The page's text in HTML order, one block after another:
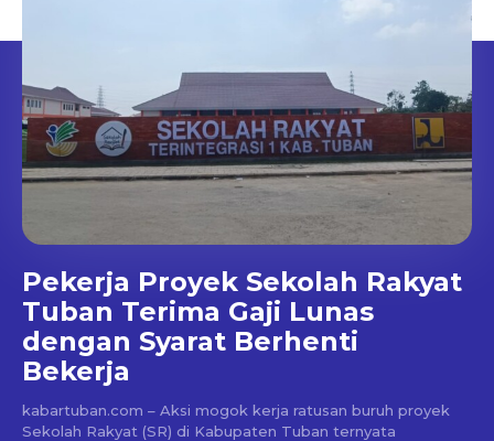
Pekerja Proyek Sekolah Rakyat
Tuban Terima Gaji Lunas
dengan Syarat Berhenti
Bekerja
kabartuban.com – Aksi mogok kerja ratusan buruh proyek
Sekolah Rakyat (SR) di Kabupaten Tuban ternyata